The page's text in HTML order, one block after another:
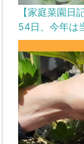
【家庭菜園
54日、今年は